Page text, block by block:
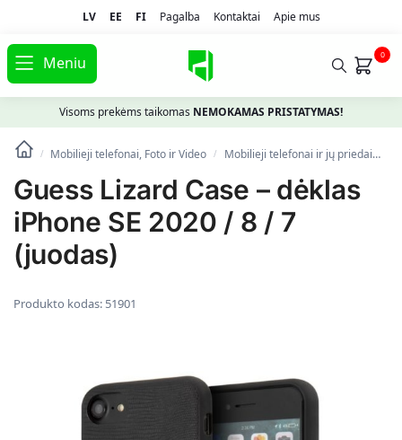
LV EE FI Pagalba Kontaktai Apie mus
Meniu 0
Visoms prekėms taikomas NEMOKAMAS PRISTATYMAS!
/ Mobilieji telefonai, Foto ir Video / Mobilieji telefonai ir jų priedai
Guess Lizard Case – dėklas
iPhone SE 2020 / 8 / 7
(juodas)
Produkto kodas: 51901